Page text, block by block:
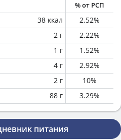
% от РСП
38 ккал 2.52%
2 г 2.22%
1 г 1.52%
4 г 2.92%
2 г 10%
88 г 3.29%
питания